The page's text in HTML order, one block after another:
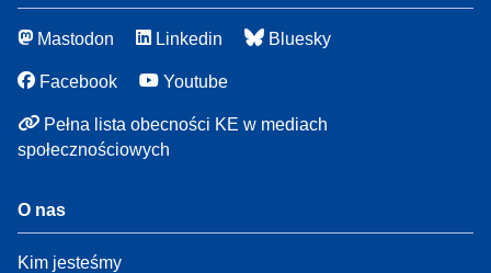
Mastodon Linkedin Bluesky
Facebook Youtube
Pełna lista obecności KE w mediach
społecznościowych
O nas
Kim jesteśmy